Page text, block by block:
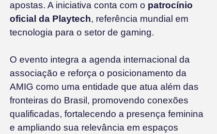
apostas. A iniciativa conta com o patrocínio
oficial da Playtech, referência mundial em
tecnologia para o setor de gaming.
O evento integra a agenda internacional da
associação e reforça o posicionamento da
AMIG como uma entidade que atua além das
fronteiras do Brasil, promovendo conexões
qualificadas, fortalecendo a presença feminina
e ampliando sua relevância em espaços